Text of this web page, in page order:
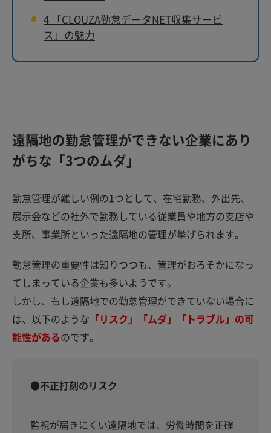
4 「CLOUZA勤怠データNET収集サービ
ス」の魅力
遠隔地の勤怠管理ができない企業にあり
がちな「3つのムダ」
勤怠管理が難しい例の1つとして、在宅勤務、外出先、
展示会などの社外で勤務している従業員や地方の支店や
支所、事業所といった遠隔地の管理が挙げられます。
勤怠管理の重要性は知りつつも、管理がおろそかになっ
てしまっている企業も多いようです。
しかし、もし遠隔地での勤怠管理ができていない場合に
は、以下のような 「リスク」「ムダ」「トラブル」の可
能性があるのです。
●不正打刻のリスク
監視が届きにくい遠隔地では、労働時間を正確